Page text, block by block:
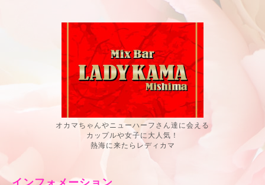
オカマちゃんやニューハーフさん達に会える
カップルや女子に大人気！
熱海に来たらレディカマ
インフォメーション